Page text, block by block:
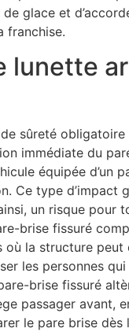
glace et
franchise.
lunette
sûreté
immédiate du
équipée d’un
Ce type d’impact
un risque pour
brise fissuré
où la structure peut
les personnes
brise fissuré
passager avant,
le pare brise dès